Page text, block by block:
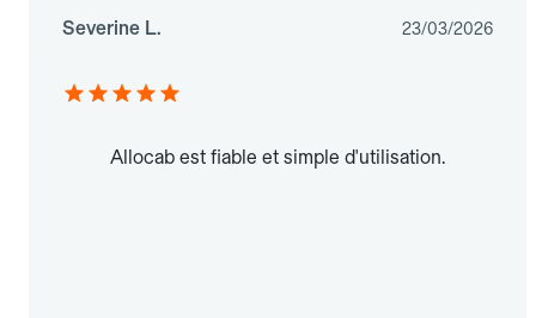
Severine L. 23/03/2026
Allocab est fiable et simple d'utilisation.